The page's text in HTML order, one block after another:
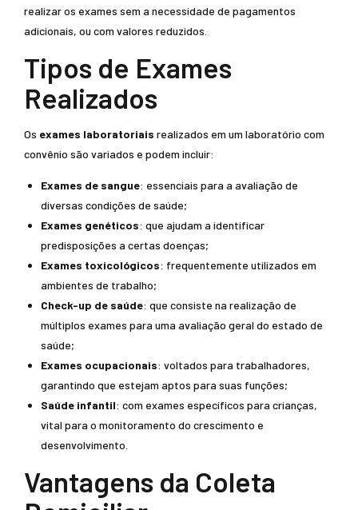
realizar os exames sem a necessidade de pagamentos
adicionais, ou com valores reduzidos.
Tipos de Exames
Realizados
Os exames laboratoriais realizados em um laboratório com
convênio são variados e podem incluir:
Exames de sangue: essenciais para a avaliação de
diversas condições de saúde;
Exames genéticos: que ajudam a identificar
predisposições a certas doenças;
Exames toxicológicos: frequentemente utilizados em
ambientes de trabalho;
Check-up de saúde: que consiste na realização de
múltiplos exames para uma avaliação geral do estado de
saúde;
Exames ocupacionais: voltados para trabalhadores,
garantindo que estejam aptos para suas funções;
Saúde infantil: com exames específicos para crianças,
vital para o monitoramento do crescimento e
desenvolvimento.
Vantagens da Coleta